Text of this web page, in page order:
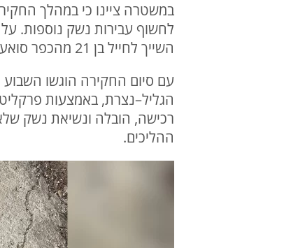
במשטרה ציינו כי במהלך
השייך לחייל בן 21 מהכפר סואעד.
הגליל–נצרת, באמצעות
רכישה, הובלה ונשיאת נשק
ההליכים.